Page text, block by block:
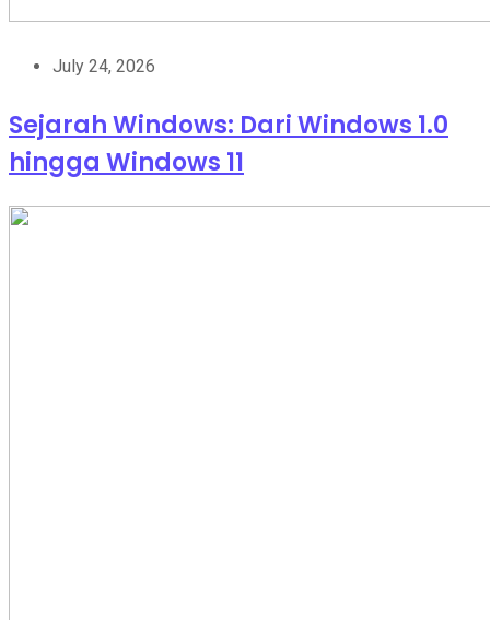
July 24, 2026
Sejarah Windows: Dari Windows 1.0
hingga Windows 11